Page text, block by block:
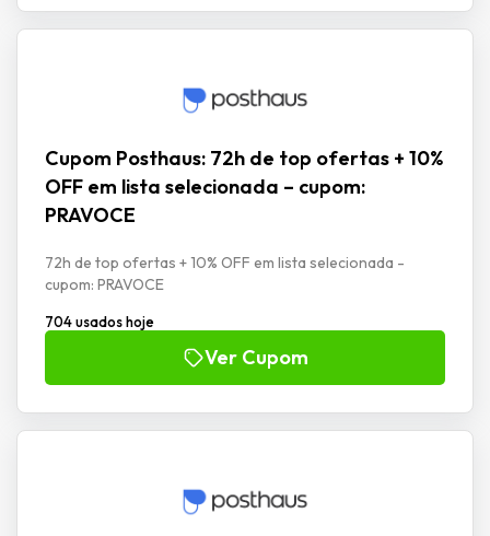
Cupom Posthaus: 72h de top ofertas + 10%
OFF em lista selecionada – cupom:
PRAVOCE
72h de top ofertas + 10% OFF em lista selecionada -
cupom: PRAVOCE
704 usados hoje
Ver Cupom